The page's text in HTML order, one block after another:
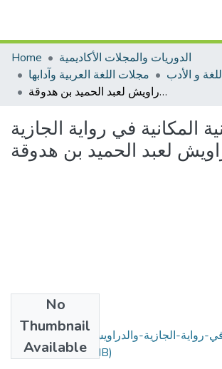
Home
الدوريات والمجلات الأكاديمية
مجلات اللغة العربية وآدابها
و الأدب
البنية المكانية في رواية الجازية والدراويش لعبد الحميد بن هدوقة
المكانية في رواية الجازية
لعبد الحميد بن هدوقة
No
Thumbnail
Available
في-رواية-الجازية-والدراويش-لعبد-الحميد-بن-
هدوقة.pdf(1.74 MB)